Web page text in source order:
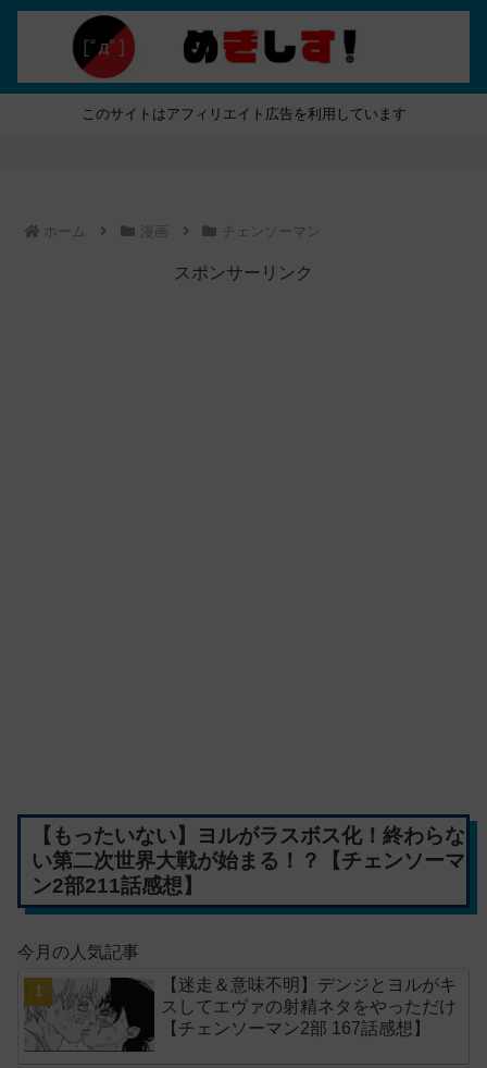
このサイトはアフィリエイト広告を利用しています
ホーム 漫画 チェンソーマン
スポンサーリンク
【もったいない】ヨルがラスボス化！終わらな
い第二次世界大戦が始まる！？【チェンソーマ
ン2部211話感想】
今月の人気記事
【迷走＆意味不明】デンジとヨルがキ
スしてエヴァの射精ネタをやっただけ
【チェンソーマン2部 167話感想】